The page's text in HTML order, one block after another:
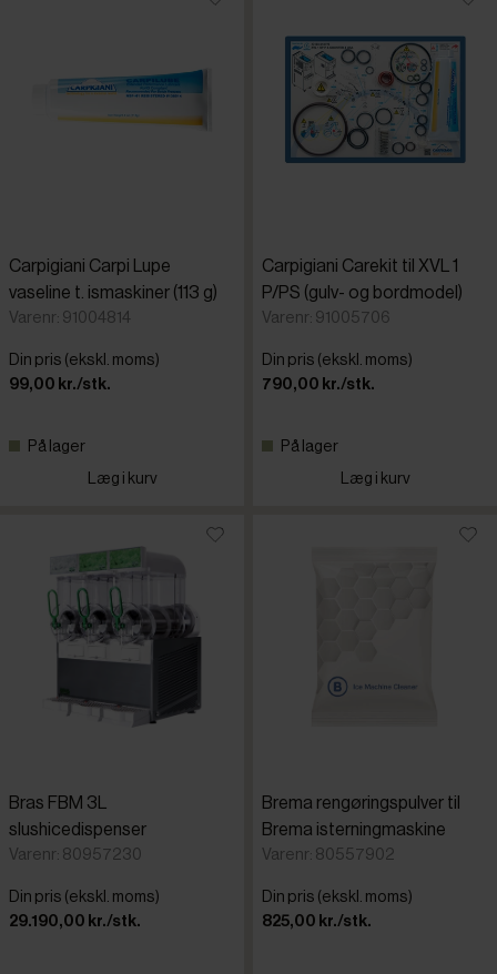
Carpigiani Carpi Lupe
vaseline t. ismaskiner (113 g)
Varenr: 91004814
Din pris (ekskl. moms)
99,00 kr./stk.
På lager
Læg i kurv
Carpigiani Carekit til XVL 1
P/PS (gulv- og bordmodel)
Varenr: 91005706
Din pris (ekskl. moms)
790,00 kr./stk.
På lager
Læg i kurv
Bras FBM 3L
slushicedispenser
Varenr: 80957230
Din pris (ekskl. moms)
29.190,00 kr./stk.
Brema rengøringspulver til
Brema isterningmaskine
Varenr: 80557902
Din pris (ekskl. moms)
825,00 kr./stk.